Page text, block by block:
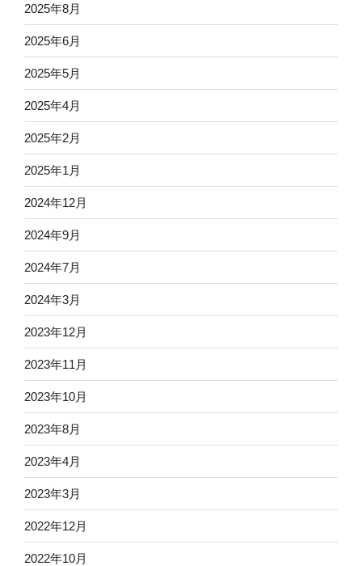
2025年8月
2025年6月
2025年5月
2025年4月
2025年2月
2025年1月
2024年12月
2024年9月
2024年7月
2024年3月
2023年12月
2023年11月
2023年10月
2023年8月
2023年4月
2023年3月
2022年12月
2022年10月